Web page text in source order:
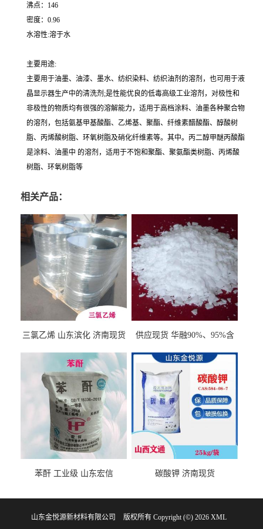
沸点：146
密度：0.96
水溶性:溶于水
主要用途:
主要用于油墨、油漆、墨水、纺织染料、纺织油剂的溶剂，也可用于液
晶显示器生产中的清洗剂;是性能优良的低毒高级工业溶剂，对极性和
非极性的物质均有很强的溶解能力，适用于高档涂料、油墨各种聚合物
的溶剂，包括氨基甲基酸酯、乙烯基、聚酯、纤维素醋酸酯、醇酸树
脂、丙烯酸树脂、环氧树脂及硝化纤维素等。其中。丙二醇甲醚丙酸酯
是涂料、油墨中 的溶剂，适用于不饱和聚酯、聚氨酯类树脂、丙烯酸
树脂、环氧树脂等
相关产品：
三氯乙烯 山东滨化 济南现货
供应现货 华融90%、95%含
苯酐 工业级 山东宏信 碳酸钾 济南现货
山东金悦源新材料有限公司 版权所有 Copyright (©) 2026 XML